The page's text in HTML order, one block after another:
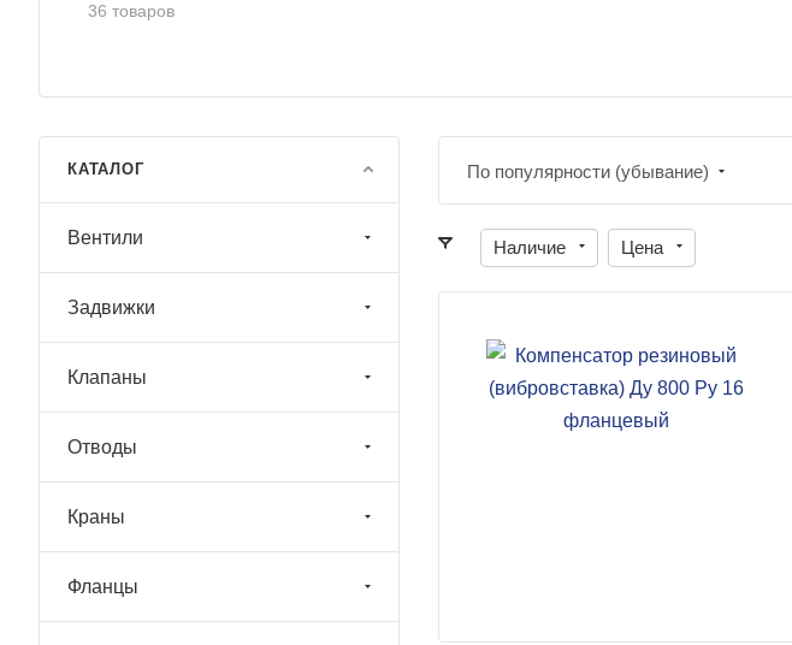
36 товаров
По популярности (убывание)
Наличие Цена
КАТАЛОГ
Вентили
Задвижки
Клапаны
Отводы
Краны
Фланцы